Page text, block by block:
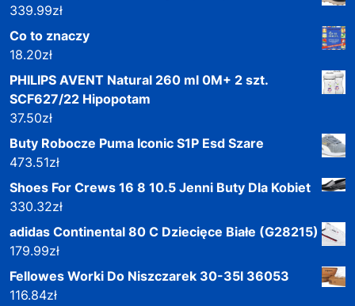
339.99zł
Co to znaczy
18.20zł
PHILIPS AVENT Natural 260 ml 0M+ 2 szt.
SCF627/22 Hipopotam
37.50zł
Buty Robocze Puma Iconic S1P Esd Szare
473.51zł
Shoes For Crews 16 8 10.5 Jenni Buty Dla Kobiet
330.32zł
adidas Continental 80 C Dziecięce Białe (G28215)
179.99zł
Fellowes Worki Do Niszczarek 30-35l 36053
116.84zł